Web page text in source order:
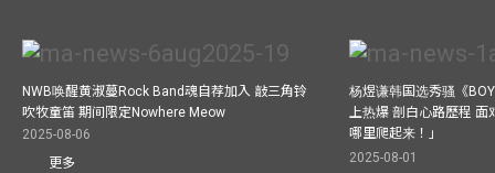
NWB唤醒黄淑蔓Rock Band魂自荐加入 敲三角铃
吹牧童笛 期间限定Nowhere Meow
2025-08-06
更多
杨煜谦韩国选秀骚《
上热爆 剖白心路歷程 面
哪里爬起来！」
2025-08-01